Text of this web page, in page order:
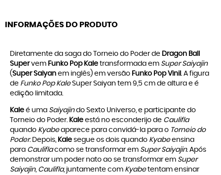
INFORMAÇÕES DO PRODUTO
Diretamente da saga do Torneio do Poder de Dragon Ball
Supervem Funko Pop Kale transformada em Super Saiyajin
(Super Saiyan em inglês) em versão Funko Pop Vinil . A figura
de Funko Pop KaleSuper Saiyan tem 9,5 cm de altura e é
edição limitada.
Kale é uma Saiyajindo Sexto Universo, e participante do
Torneio do Poder. Kale está no esconderijo de Caulifla
quando Kyabeaparece para convidá-la para o Torneio do
Poder. Depois, Kale segue os dois quando Kyabeensina
para Cauliflacomo se transformar em Super Saiyajin. Após
demonstrar um poder nato ao se transformar em Super
Saiyajin, Caulifla, juntamente com Kyabetentam ensinar